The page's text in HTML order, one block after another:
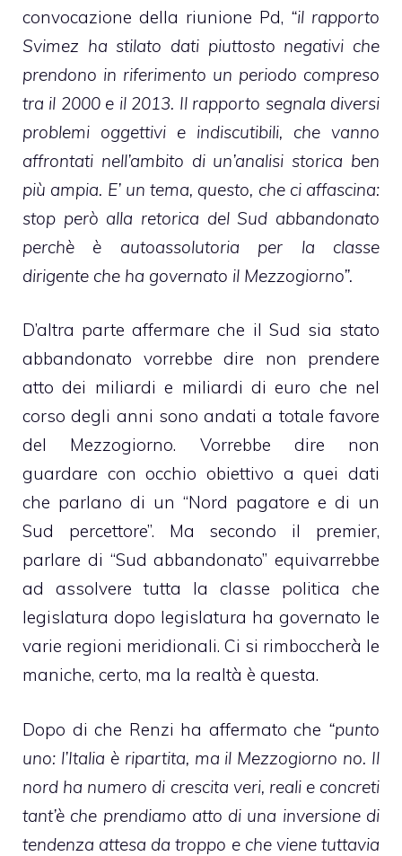
convocazione della riunione Pd, “il rapporto
Svimez ha stilato dati piuttosto negativi che
prendono in riferimento un periodo compreso
tra il 2000 e il 2013. Il rapporto segnala diversi
problemi oggettivi e indiscutibili, che vanno
affrontati nell’ambito di un’analisi storica ben
più ampia. E’ un tema, questo, che ci affascina:
stop però alla retorica del Sud abbandonato
perchè è autoassolutoria per la classe
dirigente che ha governato il Mezzogiorno”.
D’altra parte affermare che il Sud sia stato
abbandonato vorrebbe dire non prendere
atto dei miliardi e miliardi di euro che nel
corso degli anni sono andati a totale favore
del Mezzogiorno. Vorrebbe dire non
guardare con occhio obiettivo a quei dati
che parlano di un “Nord pagatore e di un
Sud percettore”. Ma secondo il premier,
parlare di “Sud abbandonato” equivarrebbe
ad assolvere tutta la classe politica che
legislatura dopo legislatura ha governato le
varie regioni meridionali. Ci si rimboccherà le
maniche, certo, ma la realtà è questa.
Dopo di che Renzi ha affermato che “punto
uno: l’Italia è ripartita, ma il Mezzogiorno no. Il
nord ha numero di crescita veri, reali e concreti
tant’è che prendiamo atto di una inversione di
tendenza attesa da troppo e che viene tuttavia